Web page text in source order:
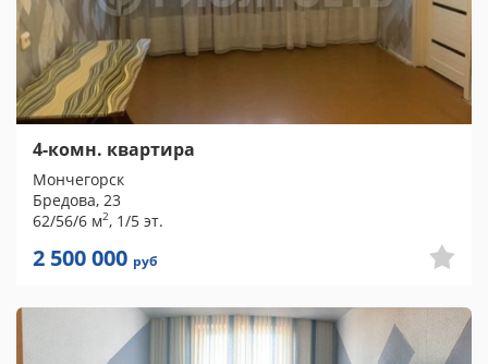
4-комн. квартира
Мончегорск
Бредова, 23
62/56/6 м2, 1/5 эт.
2 500 000 руб